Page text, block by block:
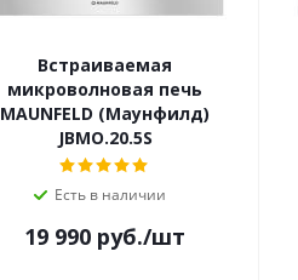
Встраиваемая
микроволновая печь
MAUNFELD (Маунфилд)
JBMO.20.5S
Есть в наличии
19 990 руб./шт